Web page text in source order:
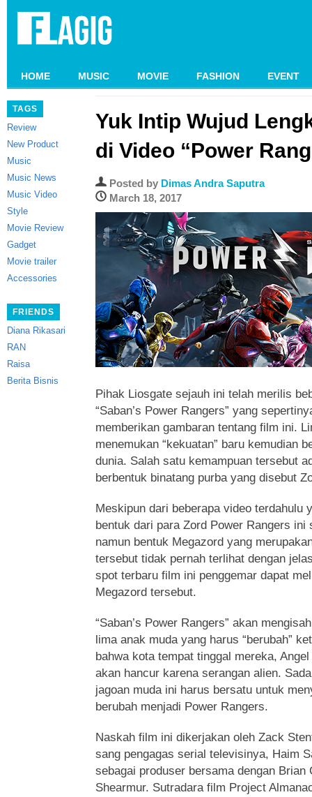
HOME MUSIC MOVIE FASHION EVENT
TAGS
Review
New Product
Music
Music News
Music Video
Style
Movie Review
Gadget
Movie trailer
Accessories
FRIENDS
Diana Rikasari
RAN
Raisa
Berita Bisnis
Yuk Intip Wujud
di Video “Power
Posted by Dimas Andra Saputra
March 18, 2017
Pihak Liosgate sejauh ini telah merilis
“Saban’s Power Rangers” yang
memberikan gambaran tentang film ini.
menemukan “kekuatan” baru kemudian
dunia. Salah satu kemampuan tersebut
berbentuk binatang purba yang disebut
Meskipun dari beberapa video terdahulu
bentuk dari para Zord Power Rangers ini
namun bentuk Megazord yang
tersebut tidak pernah terlihat dengan
spot terbaru film ini penggemar dapat
Megazord tersebut.
“Saban’s Power Rangers” akan
lima anak muda yang harus “berubah”
bahwa kota tempat tinggal mereka,
akan hancur karena serangan alien.
jagoan muda ini harus bersatu untuk
berubah menjadi Power Rangers.
Naskah film ini dikerjakan oleh Zack
sang pengagas serial televisinya, Haim
sebagai produser bersama dengan Brian
Shearmur. Sutradara film Project